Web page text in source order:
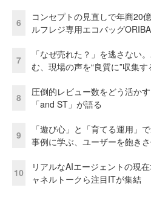
6
コンセプトの見直しで年商20
ルフレジ専用エコバッグ
7
「なぜ売れた？」を逃さない
む、現場の声を“良質に”収集
8
圧倒的レビュー数をどう活か
「and ST」が語る
9
「遊び心」と「育てる運用」
事例に学ぶ、ユーザーを飽き
10
リアルなAIエージェントの現
ャネルトークら注目ITが集結